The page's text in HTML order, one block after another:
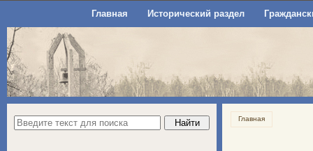
Главная Исторический раздел
Главная